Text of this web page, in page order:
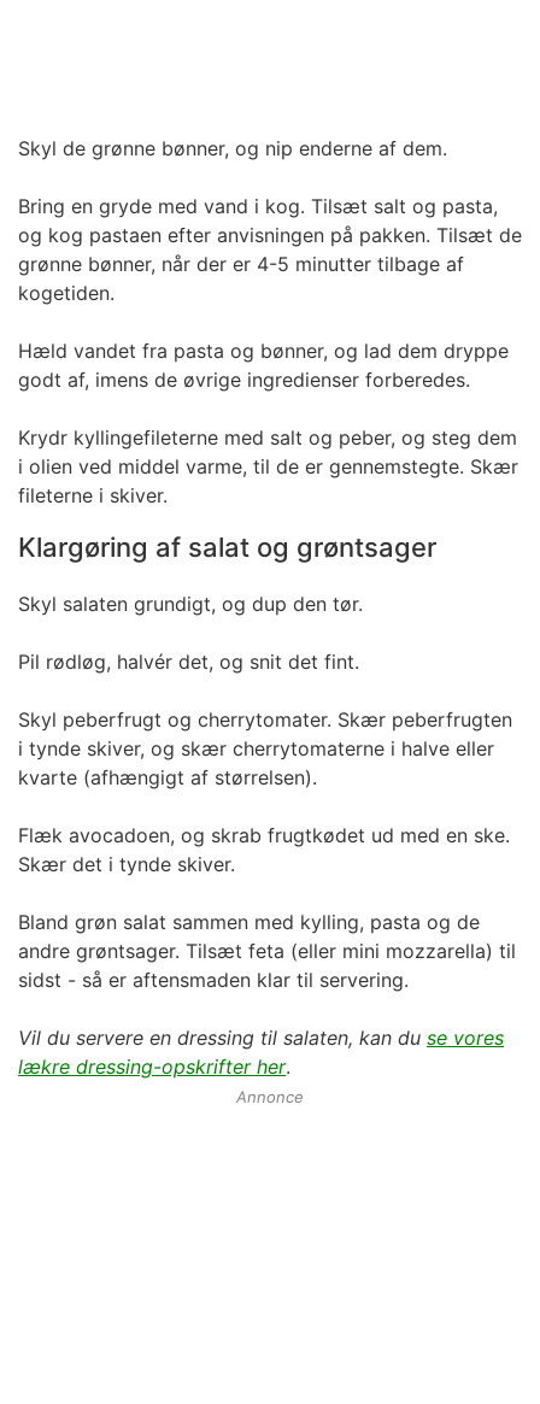
Skyl de grønne bønner, og nip enderne af dem.
Bring en gryde med vand i kog. Tilsæt salt og pasta,
og kog pastaen efter anvisningen på pakken. Tilsæt de
grønne bønner, når der er 4-5 minutter tilbage af
kogetiden.
Hæld vandet fra pasta og bønner, og lad dem dryppe
godt af, imens de øvrige ingredienser forberedes.
Krydr kyllingefileterne med salt og peber, og steg dem
i olien ved middel varme, til de er gennemstegte. Skær
fileterne i skiver.
Klargøring af salat og grøntsager
Skyl salaten grundigt, og dup den tør.
Pil rødløg, halvér det, og snit det fint.
Skyl peberfrugt og cherrytomater. Skær peberfrugten
i tynde skiver, og skær cherrytomaterne i halve eller
kvarte (afhængigt af størrelsen).
Flæk avocadoen, og skrab frugtkødet ud med en ske.
Skær det i tynde skiver.
Bland grøn salat sammen med kylling, pasta og de
andre grøntsager. Tilsæt feta (eller mini mozzarella) til
sidst - så er aftensmaden klar til servering.
Vil du servere en dressing til salaten, kan du se vores
lækre dressing-opskrifter her.
Annonce